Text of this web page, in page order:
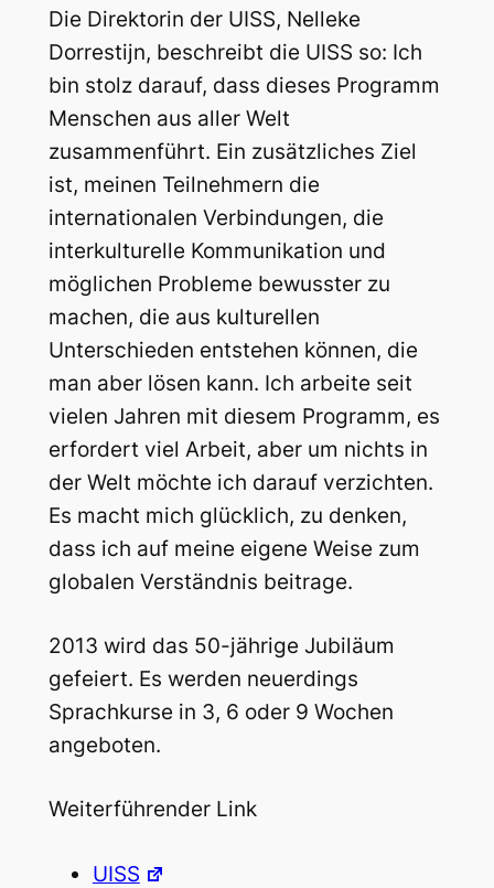
Die Direktorin der UISS, Nelleke
Dorrestijn, beschreibt die UISS so: Ich
bin stolz darauf, dass dieses Programm
Menschen aus aller Welt
zusammenführt. Ein zusätzliches Ziel
ist, meinen Teilnehmern die
internationalen Verbindungen, die
interkulturelle Kommunikation und
möglichen Probleme bewusster zu
machen, die aus kulturellen
Unterschieden entstehen können, die
man aber lösen kann. Ich arbeite seit
vielen Jahren mit diesem Programm, es
erfordert viel Arbeit, aber um nichts in
der Welt möchte ich darauf verzichten.
Es macht mich glücklich, zu denken,
dass ich auf meine eigene Weise zum
globalen Verständnis beitrage.
2013 wird das 50-jährige Jubiläum
gefeiert. Es werden neuerdings
Sprachkurse in 3, 6 oder 9 Wochen
angeboten.
Weiterführender Link
UISS